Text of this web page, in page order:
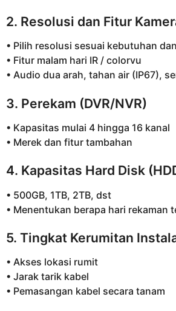
2. Resolusi dan Fitur
• Pilih resolusi sesuai kebutuhan
• Fitur malam hari IR / colorvu
• Audio dua arah, tahan air (IP67),
3. Perekam (DVR/NVR)
• Kapasitas mulai 4 hingga 16 kanal
• Merek dan fitur tambahan
4. Kapasitas Hard Disk
• 500GB, 1TB, 2TB, dst
• Menentukan berapa hari rekaman
5. Tingkat Kerumitan
• Akses lokasi rumit
• Jarak tarik kabel
• Pemasangan kabel secara tanam